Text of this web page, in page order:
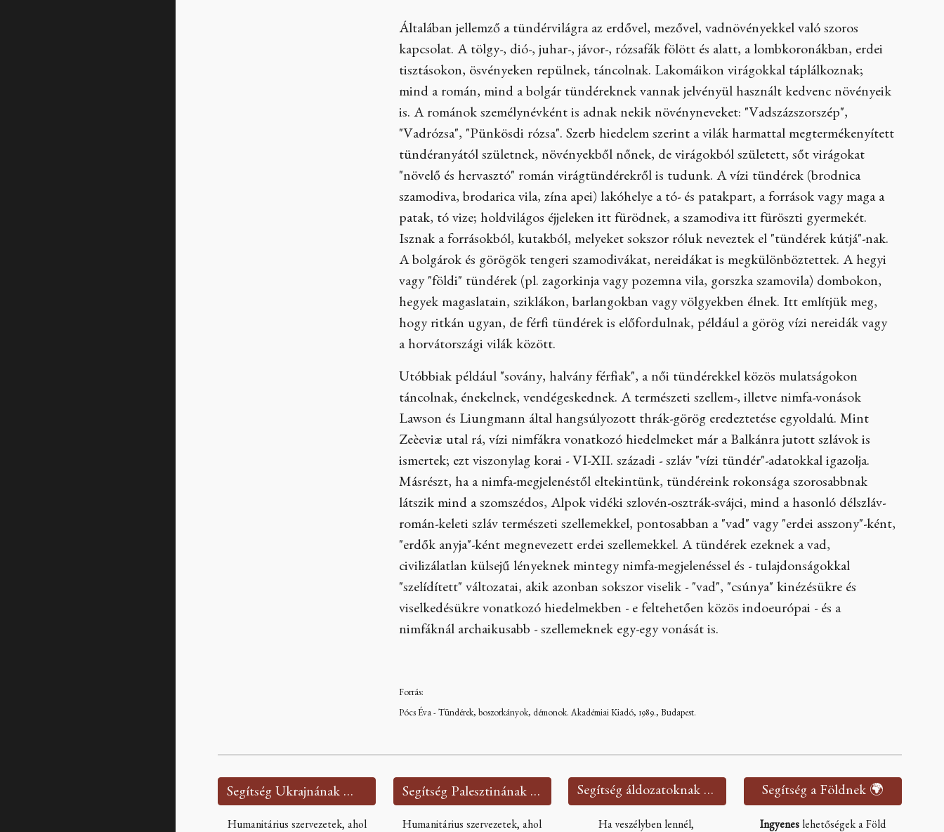
Általában jellemző a tündérvilágra az erdővel, mezővel, vadnövényekkel való szoros
kapcsolat. A tölgy-, dió-, juhar-, jávor-, rózsafák fölött és alatt, a lombkoronákban, erdei
tisztásokon, ösvényeken repülnek, táncolnak. Lakomáikon virágokkal táplálkoznak;
mind a román, mind a bolgár tündéreknek vannak jelvényül használt kedvenc növényeik
is. A románok személynévként is adnak nekik növényneveket: "Vadszázszorszép",
"Vadrózsa", "Pünkösdi rózsa". Szerb hiedelem szerint a vilák harmattal megtermékenyített
tündéranyától születnek, növényekből nőnek, de virágokból született, sőt virágokat
"növelő és hervasztó" román virágtündérekről is tudunk. A vízi tündérek (brodnica
szamodiva, brodarica vila, zína apei) lakóhelye a tó- és patakpart, a források vagy maga a
patak, tó vize; holdvilágos éjjeleken itt fürödnek, a szamodiva itt füröszti gyermekét.
Isznak a forrásokból, kutakból, melyeket sokszor róluk neveztek el "tündérek kútjá"-nak.
A bolgárok és görögök tengeri szamodivákat, nereidákat is megkülönböztettek. A hegyi
vagy "földi" tündérek (pl. zagorkinja vagy pozemna vila, gorszka szamovila) dombokon,
hegyek magaslatain, sziklákon, barlangokban vagy völgyekben élnek. Itt említjük meg,
hogy ritkán ugyan, de férfi tündérek is előfordulnak, például a görög vízi nereidák vagy
a horvátországi vilák között.
Utóbbiak például "sovány, halvány férfiak", a női tündérekkel közös mulatságokon
táncolnak, énekelnek, vendégeskednek. A természeti szellem-, illetve nimfa-vonások
Lawson és Liungmann által hangsúlyozott thrák-görög eredeztetése egyoldalú. Mint
Zeèeviæ utal rá, vízi nimfákra vonatkozó hiedelmeket már a Balkánra jutott szlávok is
ismertek; ezt viszonylag korai - VI-XII. századi - szláv "vízi tündér"-adatokkal igazolja.
Másrészt, ha a nimfa-megjelenéstől eltekintünk, tündéreink rokonsága szorosabbnak
látszik mind a szomszédos, Alpok vidéki szlovén-osztrák-svájci, mind a hasonló délszláv-
román-keleti szláv természeti szellemekkel, pontosabban a "vad" vagy "erdei asszony"-ként,
"erdők anyja"-ként megnevezett erdei szellemekkel. A tündérek ezeknek a vad,
civilizálatlan külsejű lényeknek mintegy nimfa-megjelenéssel és - tulajdonságokkal
"szelídített" változatai, akik azonban sokszor viselik - "vad", "csúnya" kinézésükre és
viselkedésükre vonatkozó hiedelmekben - e feltehetően közös indoeurópai - és a
nimfáknál archaikusabb - szellemeknek egy-egy vonását is.
Forrás:
Pócs Éva - Tündérek, boszorkányok, démonok. Akadémiai Kiadó, 1989., Budapest.
Segítség Ukrajnának 🇺🇦
Humanitárius szervezetek, ahol
Segítség Palesztinának 🇵🇸
Humanitárius szervezetek, ahol
Segítség áldozatoknak 🫂
Ha veszélyben lennél,
Segítség a Földnek 🌍
Ingyenes lehetőségek a Föld